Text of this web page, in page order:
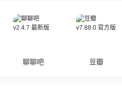
聊聊吧 豆瓣